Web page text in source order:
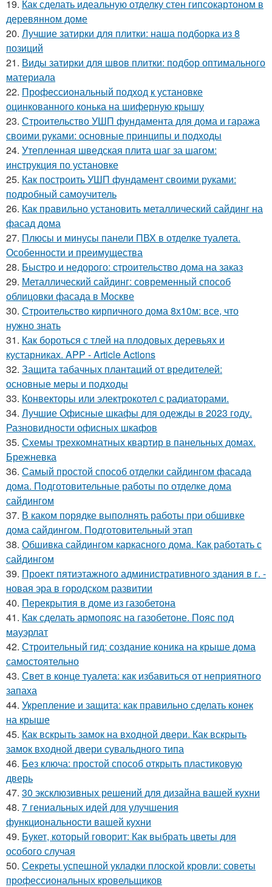
19. Как сделать идеальную отделку стен гипсокартоном в
деревянном доме
20. Лучшие затирки для плитки: наша подборка из 8
позиций
21. Виды затирки для швов плитки: подбор оптимального
материала
22. Профессиональный подход к установке
оцинкованного конька на шиферную крышу
23. Строительство УШП фундамента для дома и гаража
своими руками: основные принципы и подходы
24. Утепленная шведская плита шаг за шагом:
инструкция по установке
25. Как построить УШП фундамент своими руками:
подробный самоучитель
26. Как правильно установить металлический сайдинг на
фасад дома
27. Плюсы и минусы панели ПВХ в отделке туалета.
Особенности и преимущества
28. Быстро и недорого: строительство дома на заказ
29. Металлический сайдинг: современный способ
облицовки фасада в Москве
30. Строительство кирпичного дома 8х10м: все, что
нужно знать
31. Как бороться с тлей на плодовых деревьях и
кустарниках. APP - Article Actions
32. Защита табачных плантаций от вредителей:
основные меры и подходы
33. Конвекторы или электрокотел с радиаторами.
34. Лучшие Офисные шкафы для одежды в 2023 году.
Разновидности офисных шкафов
35. Схемы трехкомнатных квартир в панельных домах.
Брежневка
36. Самый простой способ отделки сайдингом фасада
дома. Подготовительные работы по отделке дома
сайдингом
37. В каком порядке выполнять работы при обшивке
дома сайдингом. Подготовительный этап
38. Обшивка сайдингом каркасного дома. Как работать с
сайдингом
39. Проект пятиэтажного административного здания в г. -
новая эра в городском развитии
40. Перекрытия в доме из газобетона
41. Как сделать армопояс на газобетоне. Пояс под
мауэрлат
42. Строительный гид: создание коника на крыше дома
самостоятельно
43. Свет в конце туалета: как избавиться от неприятного
запаха
44. Укрепление и защита: как правильно сделать конек
на крыше
45. Как вскрыть замок на входной двери. Как вскрыть
замок входной двери сувальдного типа
46. Без ключа: простой способ открыть пластиковую
дверь
47. 30 эксклюзивных решений для дизайна вашей кухни
48. 7 гениальных идей для улучшения
функциональности вашей кухни
49. Букет, который говорит: Как выбрать цветы для
особого случая
50. Секреты успешной укладки плоской кровли: советы
профессиональных кровельщиков